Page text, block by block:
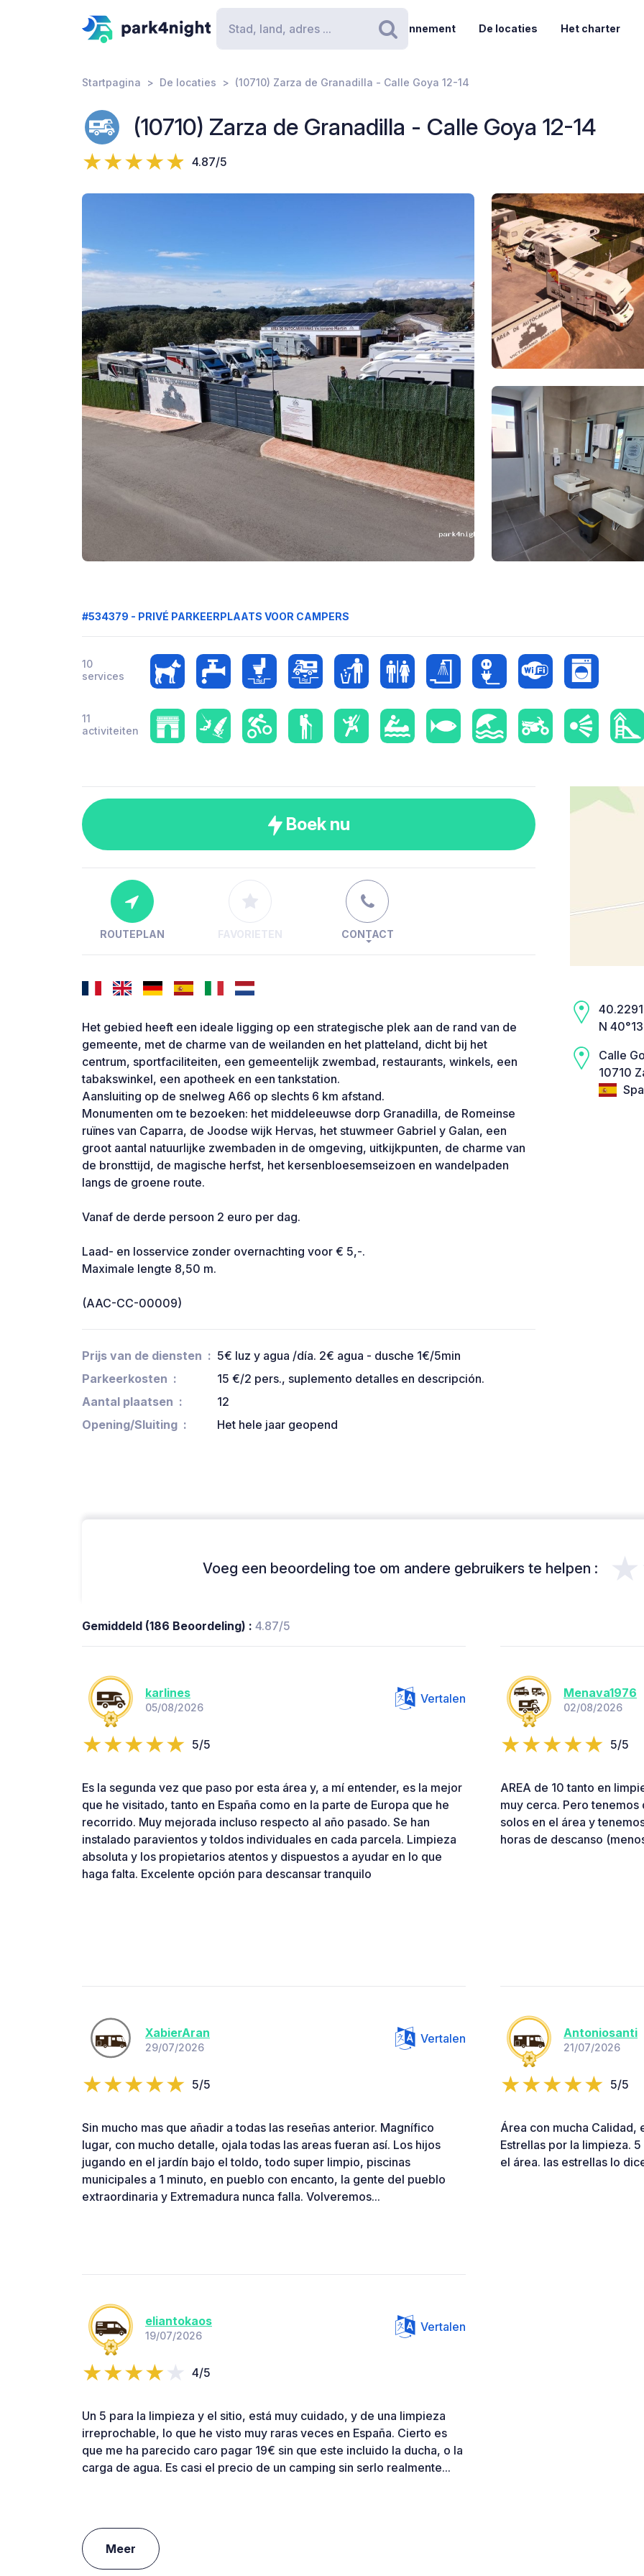
Zoeken
Abonnement De locaties Het charter
Startpagina De locaties (10710) Zarza de Granadilla - Calle Goya 12-14
(10710) Zarza de Granadilla - Calle Goya 12-14
4.87/5
#534379 - PRIVÉ PARKEERPLAATS VOOR CAMPERS
10
services
11
activiteiten
Boek nu
ROUTEPLAN FAVORIETEN CONTACT
Het gebied heeft een ideale ligging op een strategische plek aan de rand van de
gemeente, met de charme van de weilanden en het platteland, dicht bij het
centrum, sportfaciliteiten, een gemeentelijk zwembad, restaurants, winkels, een
tabakswinkel, een apotheek en een tankstation.
Aansluiting op de snelweg A66 op slechts 6 km afstand.
Monumenten om te bezoeken: het middeleeuwse dorp Granadilla, de Romeinse
ruïnes van Caparra, de Joodse wijk Hervas, het stuwmeer Gabriel y Galan, een
groot aantal natuurlijke zwembaden in de omgeving, uitkijkpunten, de charme van
de bronsttijd, de magische herfst, het kersenbloesemseizoen en wandelpaden
langs de groene route.
Vanaf de derde persoon 2 euro per dag.
Laad- en losservice zonder overnachting voor € 5,-.
Maximale lengte 8,50 m.
(AAC-CC-00009)
Prijs van de diensten
5€ luz y agua /día. 2€ agua - dusche 1€/5min
Parkeerkosten
15 €/2 pers., suplemento detalles en descripción.
Aantal plaatsen
12
Opening/Sluiting
Het hele jaar geopend
N
Calle
10710
Voeg een beoordeling toe om andere gebruikers te helpen :
Gemiddeld (186 Beoordeling) : 4.87/5
karlines
05/08/2026
Vertalen
5/5
Es la segunda vez que paso por esta área y, a mí entender, es la mejor
que he visitado, tanto en España como en la parte de Europa que he
recorrido. Muy mejorada incluso respecto al año pasado. Se han
instalado paravientos y toldos individuales en cada parcela. Limpieza
absoluta y los propietarios atentos y dispuestos a ayudar en lo que
haga falta. Excelente opción para descansar tranquilo
Menava1976
02/08/2026
5/5
AREA de 10 tanto en
muy cerca. Pero
solos en el área y
horas de descanso
XabierAran
29/07/2026
Vertalen
5/5
Sin mucho mas que añadir a todas las reseñas anterior. Magnífico
lugar, con mucho detalle, ojala todas las areas fueran así. Los hijos
jugando en el jardín bajo el toldo, todo super limpio, piscinas
municipales a 1 minuto, en pueblo con encanto, la gente del pueblo
extraordinaria y Extremadura nunca falla. Volveremos...
Antoniosanti
21/07/2026
5/5
Área con mucha Calidad,
Estrellas por la limpieza.
el área. las estrellas lo
eliantokaos
19/07/2026
Vertalen
4/5
Un 5 para la limpieza y el sitio, está muy cuidado, y de una limpieza
irreprochable, lo que he visto muy raras veces en España. Cierto es
que me ha parecido caro pagar 19€ sin que este incluido la ducha, o la
carga de agua. Es casi el precio de un camping sin serlo realmente...
Meer